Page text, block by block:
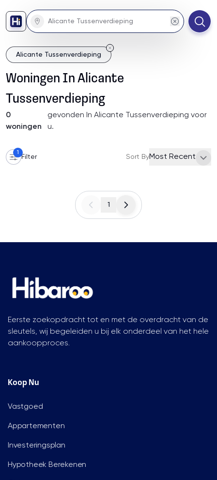
Alicante Tussenverdieping
Woningen In Alicante
Tussenverdieping
0
woningen
gevonden In Alicante Tussenverdieping voor
u.
1
Filter Sort ByMost Recent
1
Eerste zoekopdracht tot en met de overdracht van de
sleutels, wij begeleiden u bij elk onderdeel van het hele
aankoopproces.
Koop Nu
Vastgoed
Appartementen
Investeringsplan
Hypotheek Berekenen